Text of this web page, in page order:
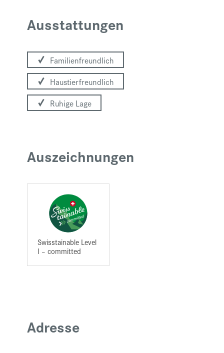
Ausstattungen
Familienfreundlich
Haustierfreundlich
Ruhige Lage
Auszeichnungen
Swisstainable Level
I – committed
Adresse